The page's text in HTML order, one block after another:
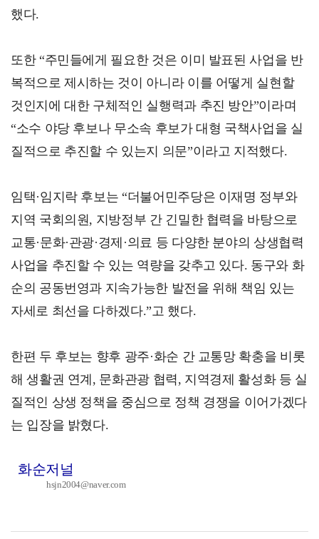
했다.
또한 “주민들에게 필요한 것은 이미 발표된 사업을 반
복적으로 제시하는 것이 아니라 이를 어떻게 실현할
것인지에 대한 구체적인 실행력과 추진 방안”이라며
“소수 야당 후보나 무소속 후보가 대형 국책사업을 실
질적으로 추진할 수 있는지 의문”이라고 지적했다.
임택·임지락 후보는 “더불어민주당은 이재명 정부와
지역 국회의원, 지방정부 간 긴밀한 협력을 바탕으로
교통·문화·관광·경제·의료 등 다양한 분야의 상생협력
사업을 추진할 수 있는 역량을 갖추고 있다. 동구와 화
순의 공동번영과 지속가능한 발전을 위해 책임 있는
자세로 최선을 다하겠다.”고 했다.
한편 두 후보는 향후 광주·화순 간 교통망 확충을 비롯
해 생활권 연계, 문화관광 협력, 지역경제 활성화 등 실
질적인 상생 정책을 중심으로 정책 경쟁을 이어가겠다
는 입장을 밝혔다.
화순저널
hsjn2004@naver.com